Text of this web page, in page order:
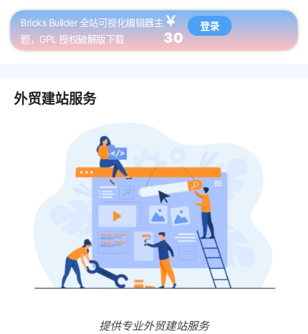
Bricks Builder 全站可视化编辑器主
题，GPL 授权破解版下载
￥
30
登录
外贸建站服务
提供专业外贸建站服务